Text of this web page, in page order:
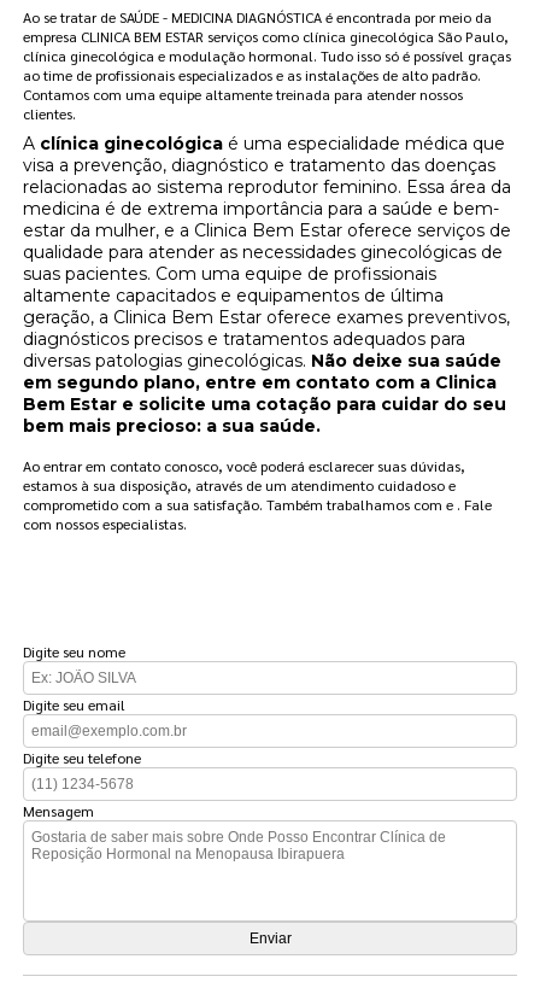
Ao se tratar de SAÚDE - MEDICINA DIAGNÓSTICA é encontrada por meio da
empresa CLINICA BEM ESTAR serviços como clínica ginecológica São Paulo,
clínica ginecológica e modulação hormonal. Tudo isso só é possível graças
ao time de profissionais especializados e as instalações de alto padrão.
Contamos com uma equipe altamente treinada para atender nossos
clientes.
A clínica ginecológica é uma especialidade médica que
visa a prevenção, diagnóstico e tratamento das doenças
relacionadas ao sistema reprodutor feminino. Essa área da
medicina é de extrema importância para a saúde e bem-
estar da mulher, e a Clinica Bem Estar oferece serviços de
qualidade para atender as necessidades ginecológicas de
suas pacientes. Com uma equipe de profissionais
altamente capacitados e equipamentos de última
geração, a Clinica Bem Estar oferece exames preventivos,
diagnósticos precisos e tratamentos adequados para
diversas patologias ginecológicas. Não deixe sua saúde
em segundo plano, entre em contato com a Clinica
Bem Estar e solicite uma cotação para cuidar do seu
bem mais precioso: a sua saúde.
Ao entrar em contato conosco, você poderá esclarecer suas dúvidas,
estamos à sua disposição, através de um atendimento cuidadoso e
comprometido com a sua satisfação. Também trabalhamos com e . Fale
com nossos especialistas.
Digite seu nome
Digite seu email
Digite seu telefone
Mensagem